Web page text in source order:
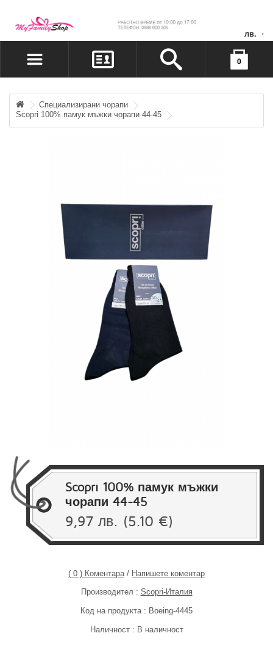
лв.
МОЯТ ПРОФИЛ
ЖЕЛАНИ ПРОДУКТИ(0)
0
Вашата количка е празна!
Специализирани чорапи
Scopri 100% памук мъжки чорапи 44-45
Scopri 100% памук мъжки
чорапи 44-45
9,97 лв. (5.10 €)
( 0 ) Коментара / Напишете коментар
Производител : Scopri-Италия
Код на продукта : Boeing-4445
Наличност : В наличност